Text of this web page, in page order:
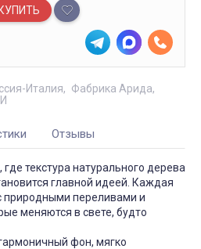
КУПИТЬ
Италия
Фабрика Арида
Отзывы
текстура натурального дерева
главной идеей. Каждая
природными переливами и
меняются в свете, будто
фон, мягко